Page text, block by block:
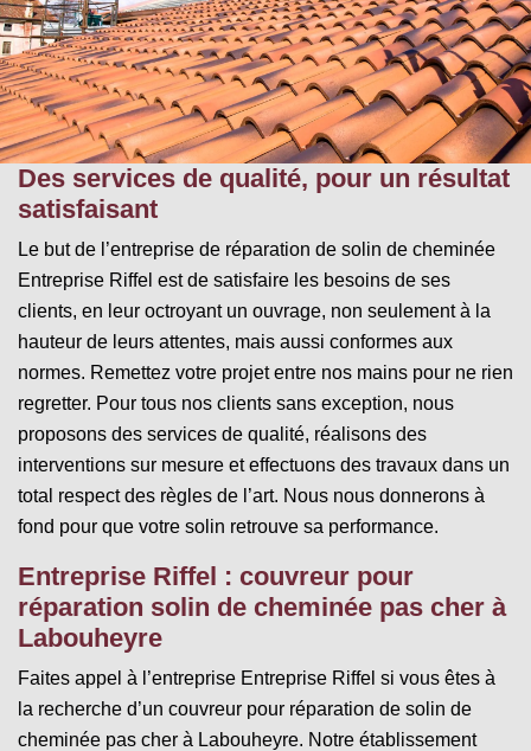
Des services de qualité, pour un résultat
satisfaisant
Le but de l’entreprise de réparation de solin de cheminée
Entreprise Riffel est de satisfaire les besoins de ses
clients, en leur octroyant un ouvrage, non seulement à la
hauteur de leurs attentes, mais aussi conformes aux
normes. Remettez votre projet entre nos mains pour ne rien
regretter. Pour tous nos clients sans exception, nous
proposons des services de qualité, réalisons des
interventions sur mesure et effectuons des travaux dans un
total respect des règles de l’art. Nous nous donnerons à
fond pour que votre solin retrouve sa performance.
Entreprise Riffel : couvreur pour
réparation solin de cheminée pas cher à
Labouheyre
Faites appel à l’entreprise Entreprise Riffel si vous êtes à
la recherche d’un couvreur pour réparation de solin de
cheminée pas cher à Labouheyre. Notre établissement